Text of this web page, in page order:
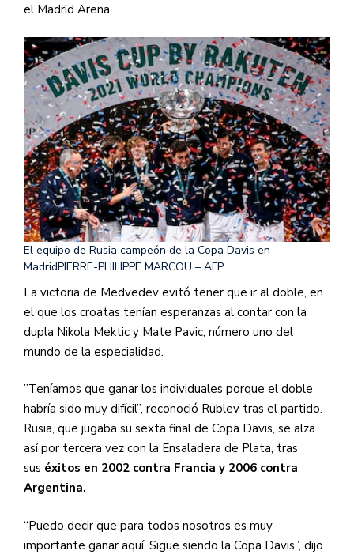
el Madrid Arena.
El equipo de Rusia campeón de la Copa Davis en
MadridPIERRE-PHILIPPE MARCOU – AFP
La victoria de Medvedev evitó tener que ir al doble, en
el que los croatas tenían esperanzas al contar con la
dupla Nikola Mektic y Mate Pavic, número uno del
mundo de la especialidad.
”Teníamos que ganar los individuales porque el doble
habría sido muy difícil”, reconoció Rublev tras el partido.
Rusia, que jugaba su sexta final de Copa Davis, se alza
así por tercera vez con la Ensaladera de Plata, tras
sus éxitos en 2002 contra Francia y 2006 contra
Argentina.
“Puedo decir que para todos nosotros es muy
importante ganar aquí. Sigue siendo la Copa Davis”, dijo